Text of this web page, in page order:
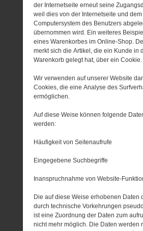
der Internetseite erneut seine
weil dies von der Internetseite und
Computersystem des Benutzers
übernommen wird. Ein weiteres
eines Warenkorbes im Online-Shop.
merkt sich die Artikel, die ein Kunde in
Warenkorb gelegt hat, über ein Cookie.
Wir verwenden auf unserer Website
Cookies, die eine Analyse des
ermöglichen.
Auf diese Weise können folgende
werden:
Häufigkeit von Seitenaufrufe
Eingegebene Suchbegriffe
Inanspruchnahme von Website-
Die auf diese Weise erhobenen Daten
durch technische Vorkehrungen
ist eine Zuordnung der Daten zum
nicht mehr möglich. Die Daten werden